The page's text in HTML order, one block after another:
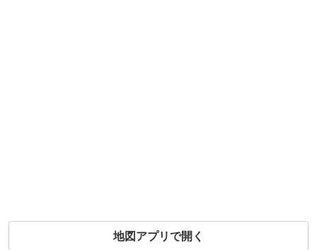
地図アプリで開く